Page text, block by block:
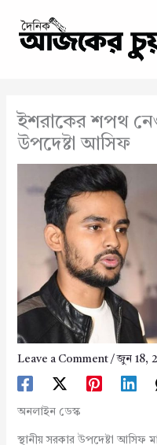
content
ইশরাকের শপথ
উপদেষ্টা আসিফ
Leave a Comment /জুন 18,
অনলাইন ডেস্ক
স্থানীয় সরকার উপদেষ্টা আসিফ